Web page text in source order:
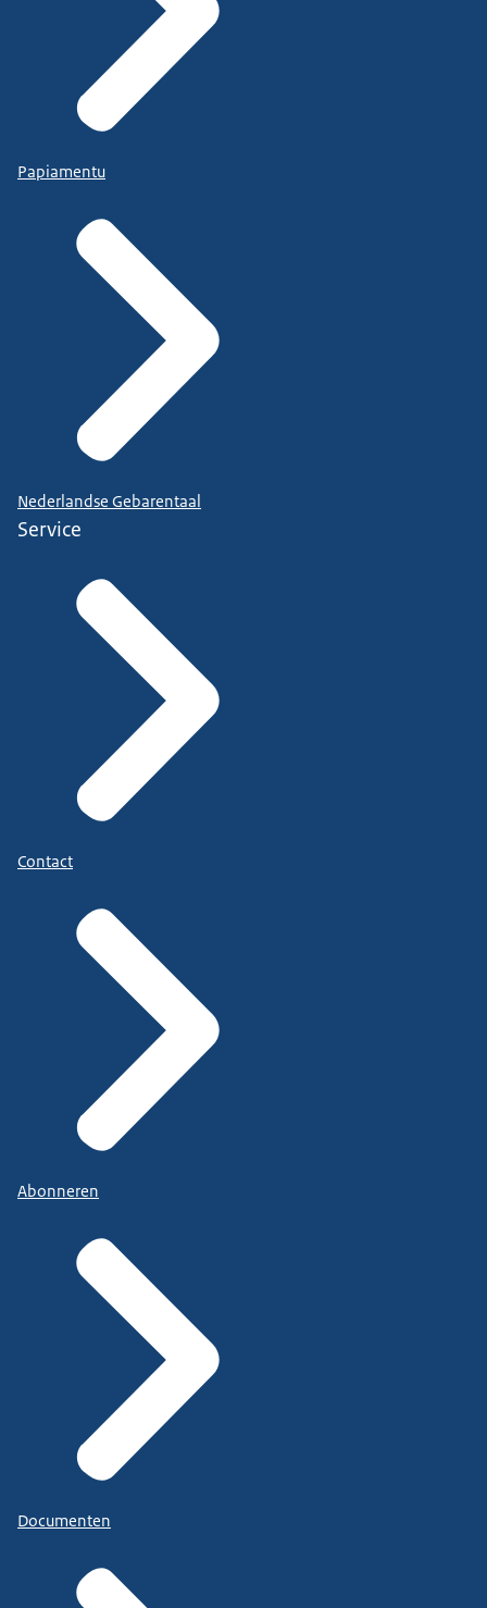
Papiamentu
Nederlandse Gebarentaal
Service
Contact
Abonneren
Documenten